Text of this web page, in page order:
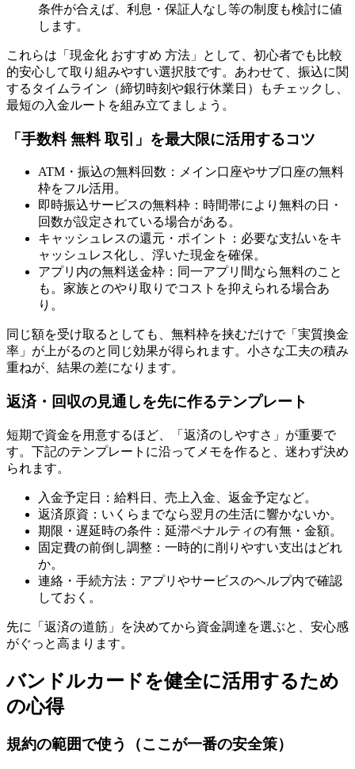
条件が合えば、利息・保証人なし等の制度も検討に値
します。
これらは「現金化 おすすめ 方法」として、初心者でも比較
的安心して取り組みやすい選択肢です。あわせて、振込に関
するタイムライン（締切時刻や銀行休業日）もチェックし、
最短の入金ルートを組み立てましょう。
「手数料 無料 取引」を最大限に活用するコツ
ATM・振込の無料回数：メイン口座やサブ口座の無料
枠をフル活用。
即時振込サービスの無料枠：時間帯により無料の日・
回数が設定されている場合がある。
キャッシュレスの還元・ポイント：必要な支払いをキ
ャッシュレス化し、浮いた現金を確保。
アプリ内の無料送金枠：同一アプリ間なら無料のこと
も。家族とのやり取りでコストを抑えられる場合あ
り。
同じ額を受け取るとしても、無料枠を挟むだけで「実質換金
率」が上がるのと同じ効果が得られます。小さな工夫の積み
重ねが、結果の差になります。
返済・回収の見通しを先に作るテンプレート
短期で資金を用意するほど、「返済のしやすさ」が重要で
す。下記のテンプレートに沿ってメモを作ると、迷わず決め
られます。
入金予定日：給料日、売上入金、返金予定など。
返済原資：いくらまでなら翌月の生活に響かないか。
期限・遅延時の条件：延滞ペナルティの有無・金額。
固定費の前倒し調整：一時的に削りやすい支出はどれ
か。
連絡・手続方法：アプリやサービスのヘルプ内で確認
しておく。
先に「返済の道筋」を決めてから資金調達を選ぶと、安心感
がぐっと高まります。
バンドルカードを健全に活用するため
の心得
規約の範囲で使う（ここが一番の安全策）